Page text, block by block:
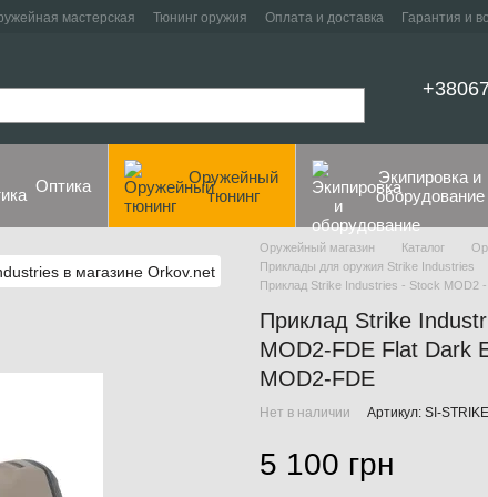
мастерская Тюнинг оружия Оплата и доставка
Гарантия и
Оптика
Оружейный
тюнинг
Экипировка и
оборудование
Оружейный магазин Каталог
Приклады для оружия Strike Industries
Приклад Strike Industries - Stock MOD2
Приклад Strike
MOD2-FDE Flat Dark
MOD2-FDE
Нет в наличии Артикул: SI-
5 100 грн